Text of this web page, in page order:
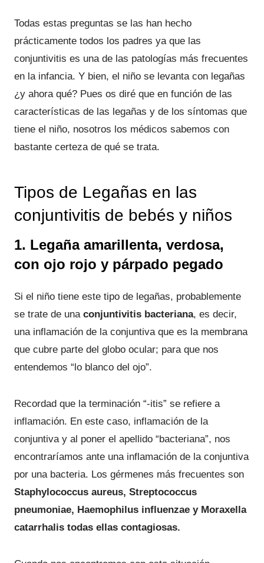
Todas estas preguntas se las han hecho
prácticamente todos los padres ya que las
conjuntivitis es una de las patologías más frecuentes
en la infancia. Y bien, el niño se levanta con legañas
¿y ahora qué? Pues os diré que en función de las
características de las legañas y de los síntomas que
tiene el niño, nosotros los médicos sabemos con
bastante certeza de qué se trata.
Tipos de Legañas en las
conjuntivitis de bebés y niños
1. Legaña amarillenta, verdosa,
con ojo rojo y párpado pegado
Si el niño tiene este tipo de legañas, probablemente
se trate de una conjuntivitis bacteriana, es decir,
una inflamación de la conjuntiva que es la membrana
que cubre parte del globo ocular; para que nos
entendemos “lo blanco del ojo”.
Recordad que la terminación “-itis” se refiere a
inflamación. En este caso, inflamación de la
conjuntiva y al poner el apellido “bacteriana”, nos
encontraríamos ante una inflamación de la conjuntiva
por una bacteria. Los gérmenes más frecuentes son
Staphylococcus aureus, Streptococcus
pneumoniae, Haemophilus influenzae y Moraxella
catarrhalis todas ellas contagiosas.